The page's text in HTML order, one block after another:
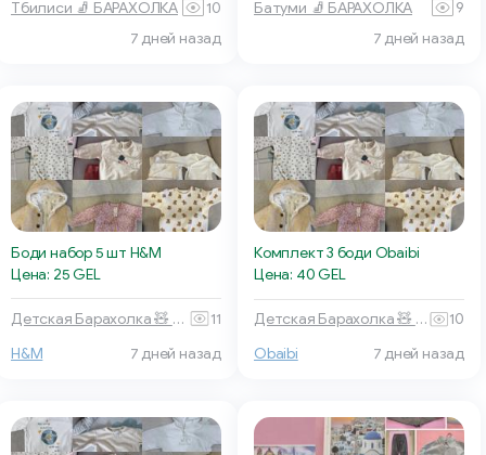
Тбилиси 🧦 БАРАХОЛКА
10
7 дней назад
Батуми 🧦 БАРАХОЛКА
9
7 дней назад
Боди набор 5 шт H&M
Цена: 25 GEL
Детская Барахолка 🧸 Батуми
11
H&M
7 дней назад
Комплект 3 боди Obaibi
Цена: 40 GEL
Детская Барахолка 🧸 Батуми
10
Obaibi
7 дней назад